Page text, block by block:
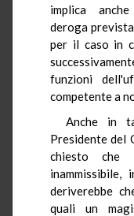
implica
deroga
per il caso in
funzioni
competente a
Anche in
Presidente del
chiesto che
inammissibile,
deriverebbe
quali un